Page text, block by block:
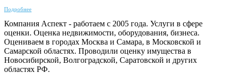
Подробнее
Компания Аспект - работаем с 2005 года. Услуги в сфере
оценки. Оценка недвижимости, оборудования, бизнеса.
Оцениваем в городах Москва и Самара, в Московской и
Самарской областях. Проводили оценку имущества в
Новосибирской, Волгоградской, Саратовской и других
областях РФ.